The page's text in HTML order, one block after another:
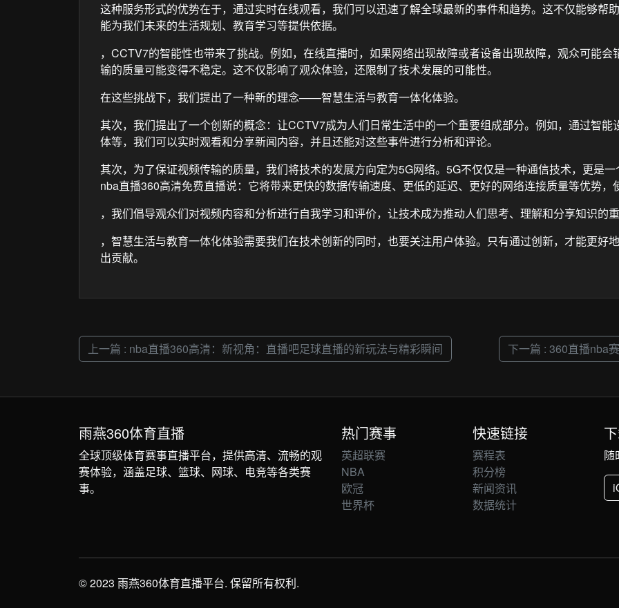
这种服务形式的优势在于，通过实时在线观看，我们可以迅速了解全球最新的事件和趋势。这不仅能够帮
能为我们未来的生活规划、教育学习等提供依据。
，CCTV7的智能性也带来了挑战。例如，在线直播时，如果网络出现故障或者设备出现故障，观众可能
输的质量可能变得不稳定。这不仅影响了观众体验，还限制了技术发展的可能性。
在这些挑战下，我们提出了一种新的理念——智慧生活与教育一体化体验。
其次，我们提出了一个创新的概念：让CCTV7成为人们日常生活中的一个重要组成部分。例如，通过智
体等，我们可以实时观看和分享新闻内容，并且还能对这些事件进行分析和评论。
其次，为了保证视频传输的质量，我们将技术的发展方向定为5G网络。5G不仅仅是一种通信技术，更是
nba直播360高清免费直播说：它将带来更快的数据传输速度、更低的延迟、更好的网络连接质量等优势
，我们倡导观众们对视频内容和分析进行自我学习和评价，让技术成为推动人们思考、理解和分享知识的
，智慧生活与教育一体化体验需要我们在技术创新的同时，也要关注用户体验。只有通过创新，才能更好
出贡献。
上一篇 : nba直播360高清：新视角：直播吧足球直播的新玩法与精彩瞬间 下一篇 : 360直播nba
雨燕360体育直播
全球顶级体育赛事直播平台，提供高清、流畅的观
赛体验，涵盖足球、篮球、网球、电竞等各类赛
事。
热门赛事
英超联赛
NBA
欧冠
世界杯
快速链接
赛程表
积分榜
新闻资讯
数据统计
随
© 2023 雨燕360体育直播平台. 保留所有权利.